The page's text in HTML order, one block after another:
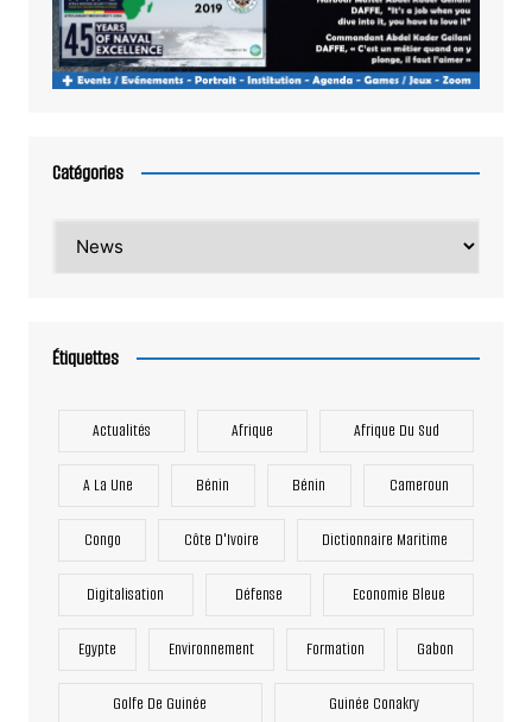
Catégories
Étiquettes
Actualités Afrique Afrique Du Sud
A La Une Bénin Bénin Cameroun
Congo Côte D'Ivoire Dictionnaire Maritime
Digitalisation Défense Economie Bleue
Egypte Environnement Formation Gabon
Golfe De Guinée Guinée Conakry